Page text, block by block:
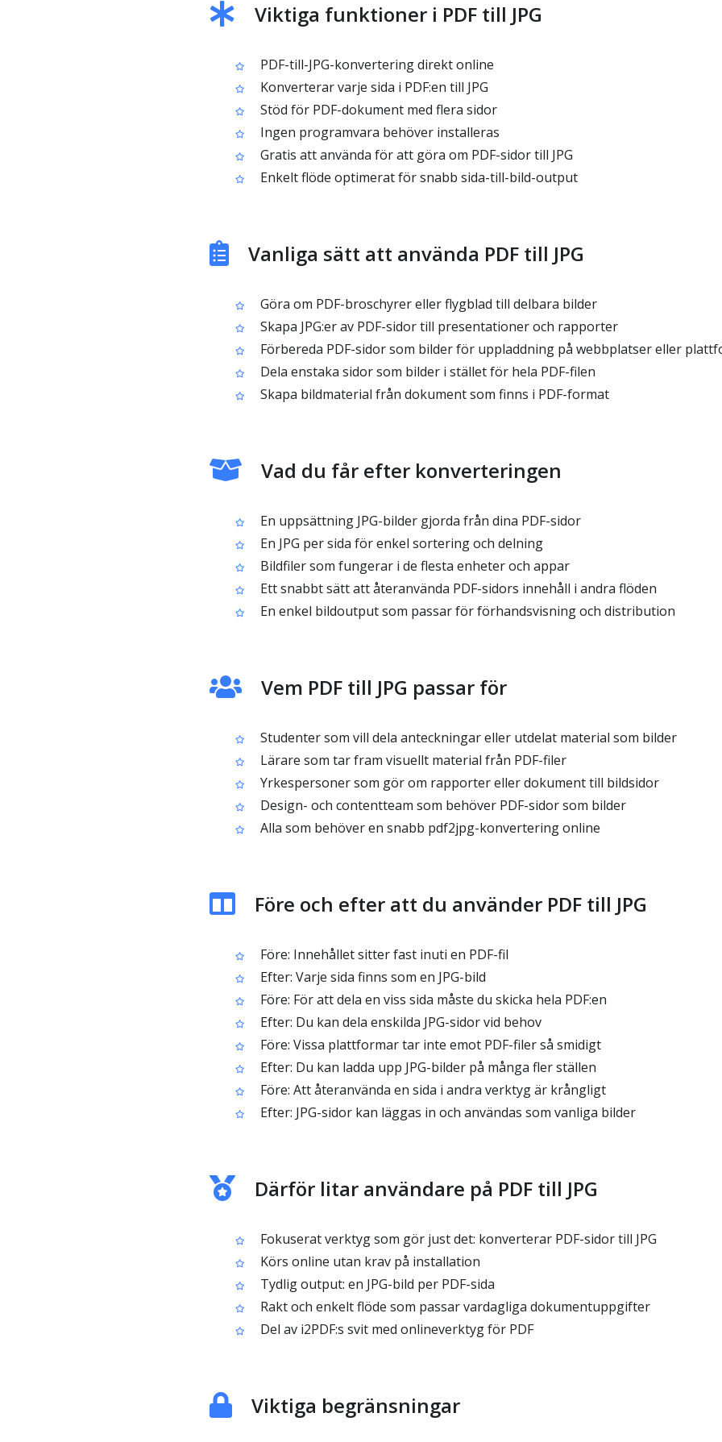
Viktiga funktioner i PDF till JPG
PDF-till-JPG-konvertering direkt online
Konverterar varje sida i PDF:en till JPG
Stöd för PDF-dokument med flera sidor
Ingen programvara behöver installeras
Gratis att använda för att göra om PDF-sidor till JPG
Enkelt flöde optimerat för snabb sida-till-bild-output
Vanliga sätt att använda PDF till JPG
Göra om PDF-broschyrer eller flygblad till delbara bilder
Skapa JPG:er av PDF-sidor till presentationer och rapporter
Förbereda PDF-sidor som bilder för uppladdning på webbplatser eller
Dela enstaka sidor som bilder i stället för hela PDF-filen
Skapa bildmaterial från dokument som finns i PDF-format
Vad du får efter konverteringen
En uppsättning JPG-bilder gjorda från dina PDF-sidor
En JPG per sida för enkel sortering och delning
Bildfiler som fungerar i de flesta enheter och appar
Ett snabbt sätt att återanvända PDF-sidors innehåll i andra flöden
En enkel bildoutput som passar för förhandsvisning och distribution
Vem PDF till JPG passar för
Studenter som vill dela anteckningar eller utdelat material som bilder
Lärare som tar fram visuellt material från PDF-filer
Yrkespersoner som gör om rapporter eller dokument till bildsidor
Design- och contentteam som behöver PDF-sidor som bilder
Alla som behöver en snabb pdf2jpg-konvertering online
Före och efter att du använder PDF till JPG
Före: Innehållet sitter fast inuti en PDF-fil
Efter: Varje sida finns som en JPG-bild
Före: För att dela en viss sida måste du skicka hela PDF:en
Efter: Du kan dela enskilda JPG-sidor vid behov
Före: Vissa plattformar tar inte emot PDF-filer så smidigt
Efter: Du kan ladda upp JPG-bilder på många fler ställen
Före: Att återanvända en sida i andra verktyg är krångligt
Efter: JPG-sidor kan läggas in och användas som vanliga bilder
Därför litar användare på PDF till JPG
Fokuserat verktyg som gör just det: konverterar PDF-sidor till JPG
Körs online utan krav på installation
Tydlig output: en JPG-bild per PDF-sida
Rakt och enkelt flöde som passar vardagliga dokumentuppgifter
Del av i2PDF:s svit med onlineverktyg för PDF
Viktiga begränsningar